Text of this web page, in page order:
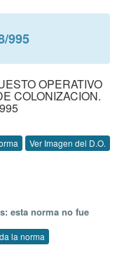
995
OPERATIVO
COLONIZACION.
Ver Imagen del D.O.
esta norma no fue
la norma